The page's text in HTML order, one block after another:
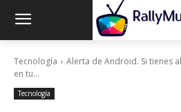
Tecnología
Alerta de Android. Si tienes
en tu...
Tecnología